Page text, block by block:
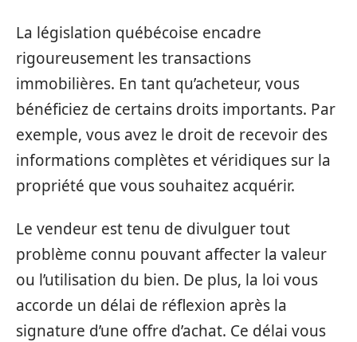
La législation québécoise encadre
rigoureusement les transactions
immobilières. En tant qu’acheteur, vous
bénéficiez de certains droits importants. Par
exemple, vous avez le droit de recevoir des
informations complètes et véridiques sur la
propriété que vous souhaitez acquérir.
Le vendeur est tenu de divulguer tout
problème connu pouvant affecter la valeur
ou l’utilisation du bien. De plus, la loi vous
accorde un délai de réflexion après la
signature d’une offre d’achat. Ce délai vous